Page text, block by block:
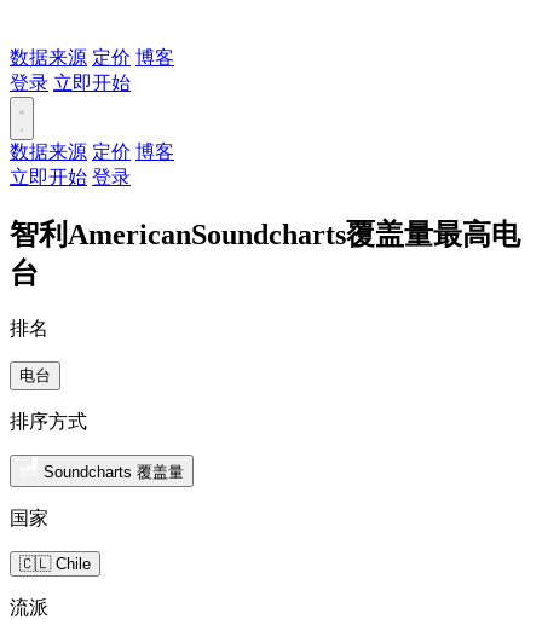
数据来源 定价 博客
登录 立即开始
数据来源 定价 博客
立即开始 登录
智利AmericanSoundcharts覆盖量最高电
台
排名
电台
排序方式
Soundcharts 覆盖量
国家
🇨🇱 Chile
流派